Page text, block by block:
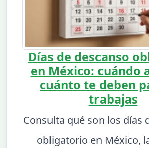
Días de descanso
en México: cuándo
cuánto te deben
trabajas
Consulta qué son los días
obligatorio en México,